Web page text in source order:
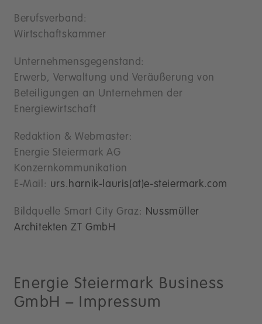
Berufsverband:
Wirtschaftskammer
Unternehmensgegenstand:
Erwerb, Verwaltung und Veräußerung von
Beteiligungen an Unternehmen der
Energiewirtschaft
Redaktion & Webmaster:
Energie Steiermark AG
Konzernkommunikation
E-Mail: urs.harnik-lauris(at)e-steiermark.com
Bildquelle Smart City Graz: Nussmüller
Architekten ZT GmbH
Energie Steiermark Business
GmbH – Impressum